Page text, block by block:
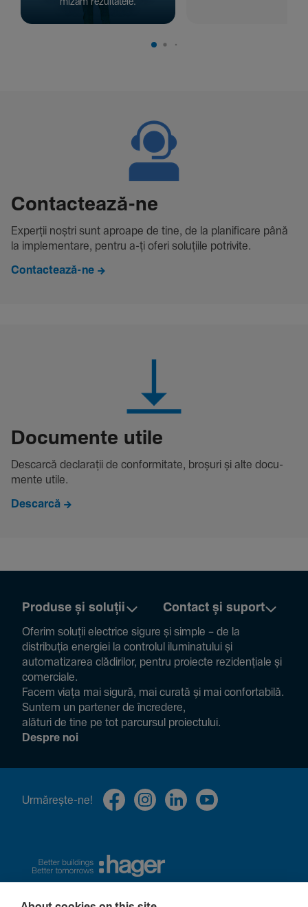
mizăm rezul­ta­tele.
Contac­tează-ne
Experții noștri sunt aproape de tine, de la plani­fi­care până
la imple­men­tare, pentru a-ți oferi solu­țiile potri­vite.
Contactează-ne
Docu­mente utile
Descarcă decla­rații de conformitate, broșuri și alte docu­
mente utile.
Descarcă
Produse și soluții Contact și suport
Oferim soluții electrice sigure și simple – de la
distribuția energiei la controlul ilumi­na­tului și
auto­ma­ti­zarea clădi­rilor, pentru proiecte rezi­den­țiale și
comer­ciale.
Facem viața mai sigură, mai curată și mai confor­ta­bilă.
Suntem un partener de încre­dere,
alături de tine pe tot parcursul proiec­tului.
Despre noi
Urmă­rește-ne!